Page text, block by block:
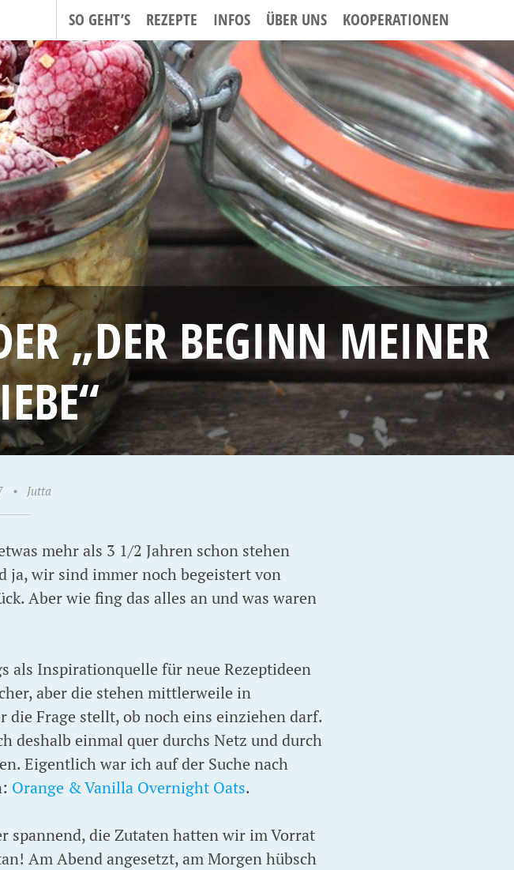
SO GEHT’S REZEPTE INFOS ÜBER UNS KOOPERATIONEN
„DER BEGINN MEINER
• Jutta
mehr als 3 1/2 Jahren schon stehen
ja, wir sind immer noch begeistert von
Aber wie fing das alles an und was waren
als Inspirationquelle für neue Rezeptideen
aber die stehen mittlerweile in
die Frage stellt, ob noch eins einziehen darf.
deshalb einmal quer durchs Netz und durch
Eigentlich war ich auf der Suche nach
Orange & Vanilla Overnight Oats.
spannend, die Zutaten hatten wir im Vorrat
Am Abend angesetzt, am Morgen hübsch